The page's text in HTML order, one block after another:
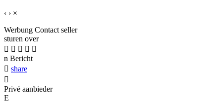
‹ › ×
Werbung Contact seller
sturen over
    
n Bericht
 share

Privé aanbieder
E